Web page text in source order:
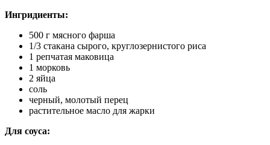
Ингридиенты:
500 г мясного фарша
1/3 стакана сырого, круглозернистого риса
1 репчатая маковица
1 морковь
2 яйца
соль
черный, молотый перец
растительное масло для жарки
Для соуса: